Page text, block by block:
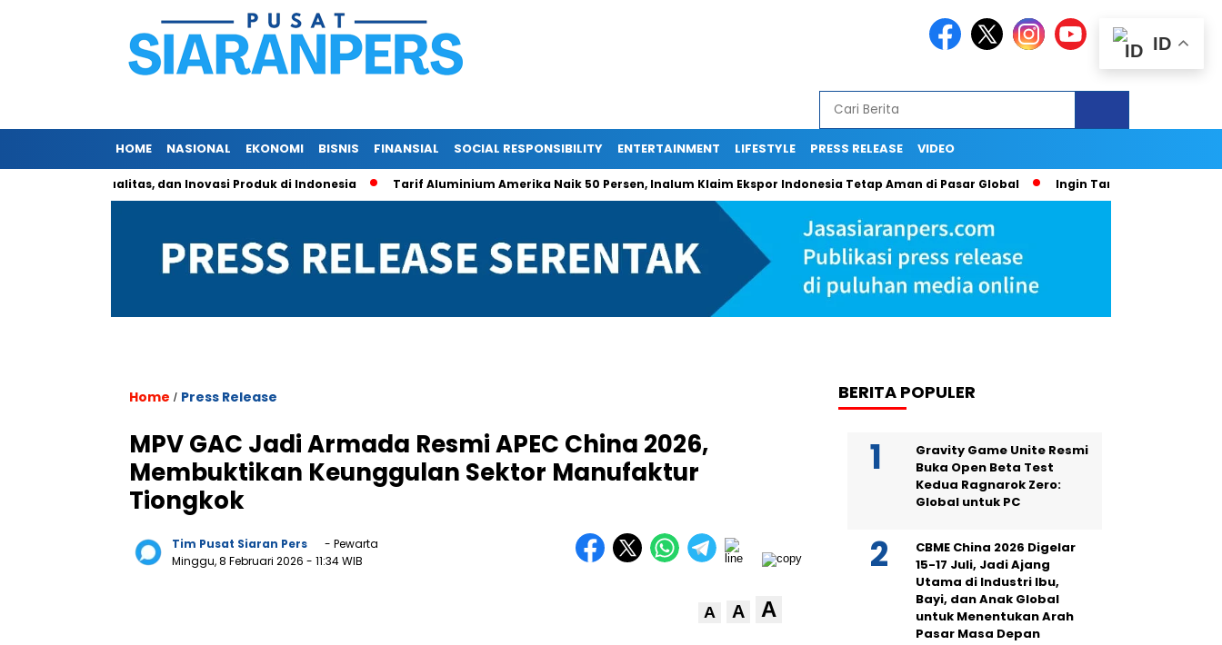
HOME NASIONAL EKONOMI BISNIS FINANSIAL SOCIAL RESPONSIBILITY ENTERTAINMENT LIFESTYLE PRESS RELEASE VIDEO
Kualitas, dan Inovasi Produk di Indonesia Tarif Aluminium Amerika Naik 50 Persen, Inalum Klaim Ekspor Indonesia Tetap Aman di Pasar Global Ingin Tampil Seperti Seleb di
Home / Press Release
MPV GAC Jadi Armada Resmi APEC China 2026,
Membuktikan Keunggulan Sektor Manufaktur
Tiongkok
Tim Pusat Siaran Pers
- Pewarta
Minggu, 8 Februari 2026 - 11:34 WIB
A A A
BERITA POPULER
Gravity Game Unite Resmi
Buka Open Beta Test
Kedua Ragnarok Zero:
Global untuk PC
CBME China 2026 Digelar
15-17 Juli, Jadi Ajang
Utama di Industri Ibu,
Bayi, dan Anak Global
untuk Menentukan Arah
Pasar Masa Depan
ID